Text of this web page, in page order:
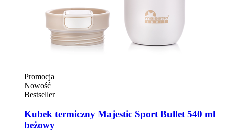
Promocja
Nowość
Bestseller
Kubek termiczny Majestic Sport Bullet 540 ml
beżowy